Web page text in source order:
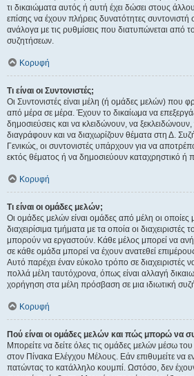
τι δικαιώματα αυτός ή αυτή έχει δώσει στους
επίσης να έχουν πλήρεις δυνατότητες συντονιστή
ανάλογα με τις ρυθμίσεις που διατυπώνεται από
συζητήσεων.
Κορυφή
Τι είναι οι Συντονιστές;
Οι Συντονιστές είναι μέλη (ή ομάδες μελών) που
από μέρα σε μέρα. Έχουν το δικαίωμα να
δημοσιεύσεις και να κλειδώνουν, να
διαγράφουν και να διαχωρίζουν θέματα στη Δ.
Γενικώς, οι συντονιστές υπάρχουν για να
εκτός θέματος ή να δημοσιεύουν καταχρηστικό ή
Κορυφή
Τι είναι οι ομάδες μελών;
Οι ομάδες μελών είναι ομάδες από μέλη οι οποίες
διαχειρίσιμα τμήματα με τα οποία οι
μπορούν να εργαστούν. Κάθε μέλος μπορεί να
σε κάθε ομάδα μπορεί να έχουν ανατεθεί
Αυτό παρέχει έναν εύκολο τρόπο σε διαχειριστές
πολλά μέλη ταυτόχρονα, όπως είναι αλλαγή
χορήγηση στα μέλη πρόσβαση σε μια ιδιωτική
Κορυφή
Πού είναι οι ομάδες μελών και πώς μπορώ να
Μπορείτε να δείτε όλες τις ομάδες μελών μέσω
στον Πίνακα Ελέγχου Μέλους. Εάν επιθυμείτε να
πατώντας το κατάλληλο κουμπί. Ωστόσο, δεν